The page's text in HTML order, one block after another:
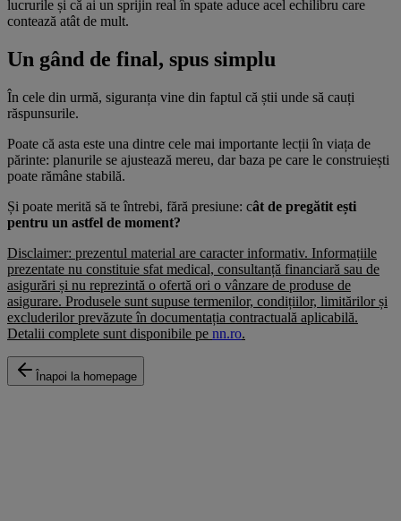
lucrurile și că ai un sprijin real în spate aduce acel echilibru care
contează atât de mult.
Un gând de final, spus simplu
În cele din urmă, siguranța vine din faptul că știi unde să cauți
răspunsurile.
Poate că asta este una dintre cele mai importante lecții în viața de
părinte: planurile se ajustează mereu, dar baza pe care le construiești
poate rămâne stabilă.
Și poate merită să te întrebi, fără presiune: cât de pregătit ești
pentru un astfel de moment?
Disclaimer: prezentul material are caracter informativ. Informațiile
prezentate nu constituie sfat medical, consultanță financiară sau de
asigurări și nu reprezintă o ofertă ori o vânzare de produse de
asigurare. Produsele sunt supuse termenilor, condițiilor, limitărilor și
excluderilor prevăzute în documentația contractuală aplicabilă.
Detalii complete sunt disponibile pe nn.ro.
Înapoi la homepage